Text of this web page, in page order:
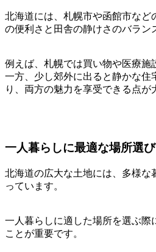
北海道には、札幌市や函館市など
の便利さと田舎の静けさのバラン
例えば、札幌では買い物や医療施
一方、少し郊外に出ると静かな住
り、両方の魅力を享受できる点が
一人暮らしに最適な場所選び
北海道の広大な土地には、多様な
っています。
一人暮らしに適した場所を選ぶ際
ことが重要です。